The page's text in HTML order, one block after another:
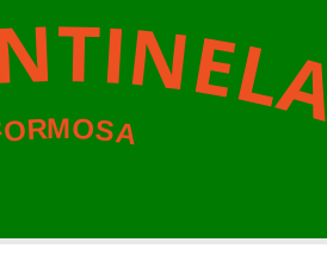
TINELA
ORMOSA